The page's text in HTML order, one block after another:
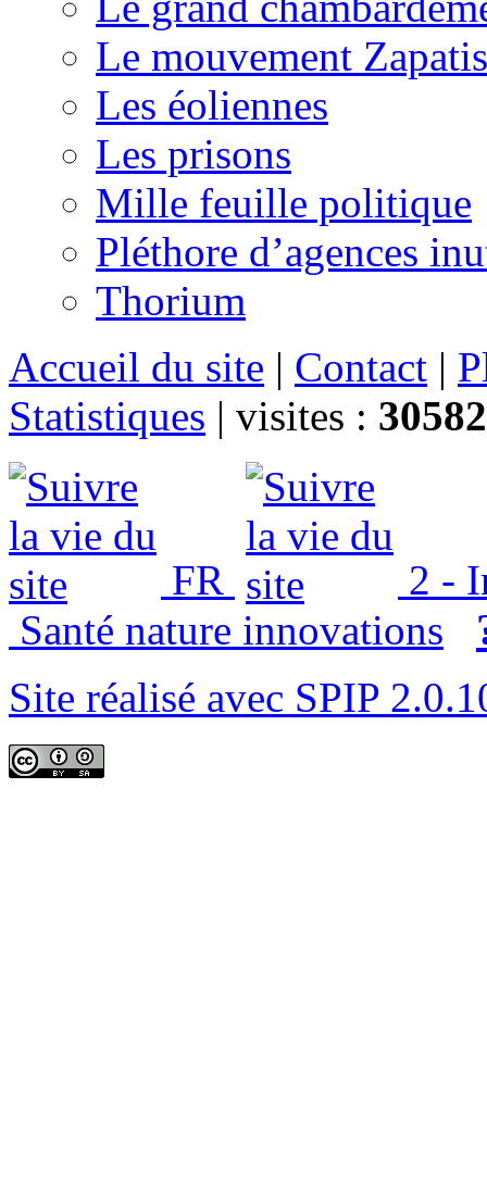
Le mouvement
Les éoliennes
Les prisons
Mille feuille politique
Pléthore d’agences
Thorium
Accueil du site | Contact |
Statistiques | visites :
FR
2 -
Santé nature innovations
Site réalisé avec SPIP